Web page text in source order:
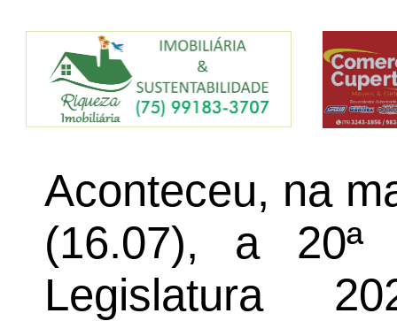
Aconteceu, na
(16.07), a 20ª
Legislatura